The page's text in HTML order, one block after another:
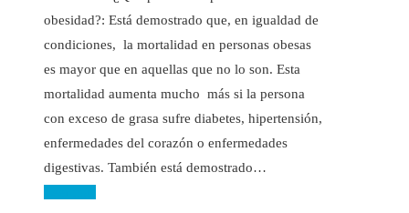
obesidad?: Está demostrado que, en igualdad de
condiciones, la mortalidad en personas obesas
es mayor que en aquellas que no lo son. Esta
mortalidad aumenta mucho más si la persona
con exceso de grasa sufre diabetes, hipertensión,
enfermedades del corazón o enfermedades
digestivas. También está demostrado…